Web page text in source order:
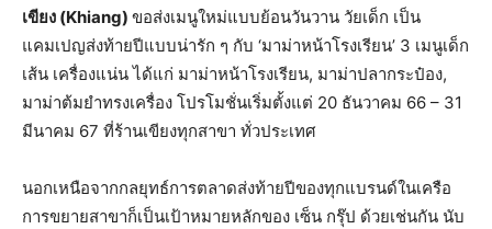
เขียง (Khiang) ขอส่งเมนูใหม่แบบย้อนวันวาน วัยเด็ก เป็น
แคมเปญส่งท้ายปีแบบน่ารัก ๆ กับ ‘มาม่าหน้าโรงเรียน’ 3 เมนูเด็ก
เส้น เครื่องแน่น ได้แก่ มาม่าหน้าโรงเรียน, มาม่าปลากระป๋อง,
มาม่าต้มยำทรงเครื่อง โปรโมชั่นเริ่มตั้งแต่ 20 ธันวาคม 66 – 31
มีนาคม 67 ที่ร้านเขียงทุกสาขา ทั่วประเทศ
นอกเหนือจากกลยุทธ์การตลาดส่งท้ายปีของทุกแบรนด์ในเครือ
การขยายสาขาก็เป็นเป้าหมายหลักของ เซ็น กรุ๊ป ด้วยเช่นกัน นับ